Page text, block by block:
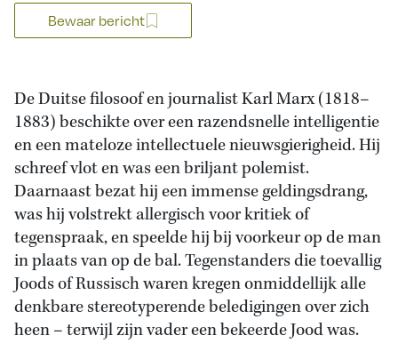
Bewaar bericht
De Duitse filosoof en journalist Karl Marx (1818–
1883) beschikte over een razendsnelle intelligentie
en een mateloze intellectuele nieuwsgierigheid. Hij
schreef vlot en was een briljant polemist.
Daarnaast bezat hij een immense geldingsdrang,
was hij volstrekt allergisch voor kritiek of
tegenspraak, en speelde hij bij voorkeur op de man
in plaats van op de bal. Tegenstanders die toevallig
Joods of Russisch waren kregen onmiddellijk alle
denkbare stereotyperende beledigingen over zich
heen – terwijl zijn vader een bekeerde Jood was.